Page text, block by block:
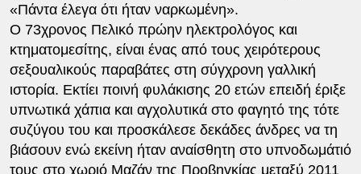
«Πάντα έλεγα ότι ήταν ναρκωμένη».
Ο 73χρονος Πελικό πρώην ηλεκτρολόγος και
κτηματομεσίτης, είναι ένας από τους χειρότερους
σεξουαλικούς παραβάτες στη σύγχρονη γαλλική
ιστορία. Εκτίει ποινή φυλάκισης 20 ετών επειδή έριξε
υπνωτικά χάπια και αγχολυτικά στο φαγητό της τότε
συζύγου του και προσκάλεσε δεκάδες άνδρες να τη
βιάσουν ενώ εκείνη ήταν αναίσθητη στο υπνοδωμάτιό
τους στο χωριό Μαζάν της Προβηγκίας μεταξύ 2011